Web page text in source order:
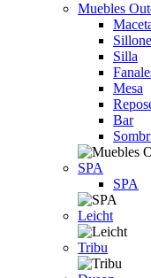
Muebles
Silla
Mesa
Bar
SPA
SPA
Leicht
Tribu